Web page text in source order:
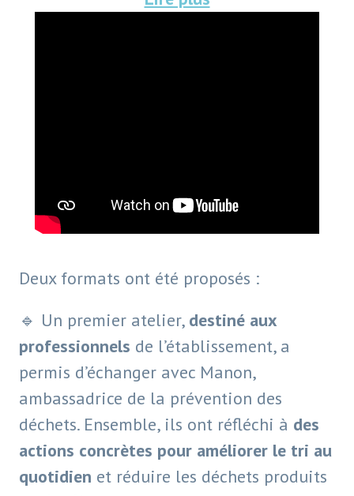
Saint Joseph de Thanna accueilli, en
Deux formats ont été proposés :
🔹 Un premier atelier, destiné aux
professionnels de l’établissement, a
permis d’échanger avec Manon,
ambassadrice de la prévention des
déchets. Ensemble, ils ont réfléchi à des
actions concrètes pour améliorer le tri au
quotidien et réduire les déchets produits